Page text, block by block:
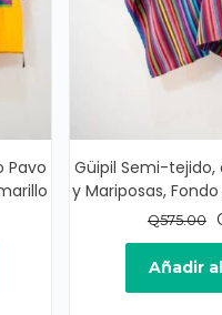
Pavo
Güipil Semi-
y Mariposas,
Q575.00
Añadir